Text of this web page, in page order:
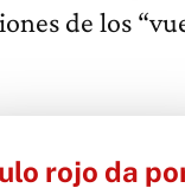
de los
rojo da